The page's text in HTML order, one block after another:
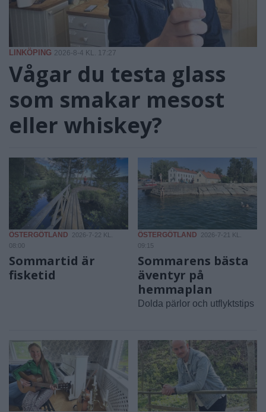
LINKÖPING 2026-8-4 KL. 17:27
Vågar du testa glass
som smakar mesost
eller whiskey?
ÖSTERGÖTLAND
2026-7-22 KL.
08:00
Sommartid är
fisketid
ÖSTERGÖTLAND
2026-7-21 KL.
09:15
Sommarens bästa
äventyr på
hemmaplan
Dolda pärlor och utflyktstips